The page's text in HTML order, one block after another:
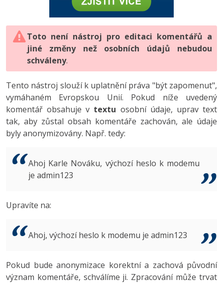
HTML5, CSS3, Bootstrap, SEO
SQL a databáze
Testování a verzování
UML a návrhové vzory
React
Spring
ASP.NET MVC
Best practices
PHP
JavaScript
Python
HTML / CSS
UML a návrhové vzory
MySQL/MariaDB
MS-SQL
Vývojář mobilních aplikací
C# Game developer
Tester
Systémový administrátor
3D grafik
Copywriter
WordPress specialista
-80%
JavaScript -80%
PHP -80%
Swift -80%
Kotlin -80%
VB.NET
Algoritmy -41%
Umělá inteligence (AI) -10%
Digitální gramotnost
Marketing
WordPress
SEO
UX
Business
Copywriting
Windows
Photoshop -80%
Adobe Illustrator -80%
Adobe Lightroom
Adobe XD
Adobe InDesign -25%
Adobe After Effects
Inkscape
Fórum
Toto není nástroj pro editaci komentářů a
jiné změny než osobních údajů nebudou
schváleny.
Tento nástroj slouží k uplatnění práva "být zapomenut",
vymáhaném Evropskou Unií. Pokud níže uvedený
komentář obsahuje v textu osobní údaje, uprav text
tak, aby zůstal obsah komentáře zachován, ale údaje
byly anonymizovány. Např. tedy:
Ahoj Karle Nováku, výchozí heslo k modemu
je admin123
Upravíte na:
Ahoj, výchozí heslo k modemu je admin123
Pokud bude anonymizace korektní a zachová původní
význam komentáře, schválíme ji. Zpracování může trvat